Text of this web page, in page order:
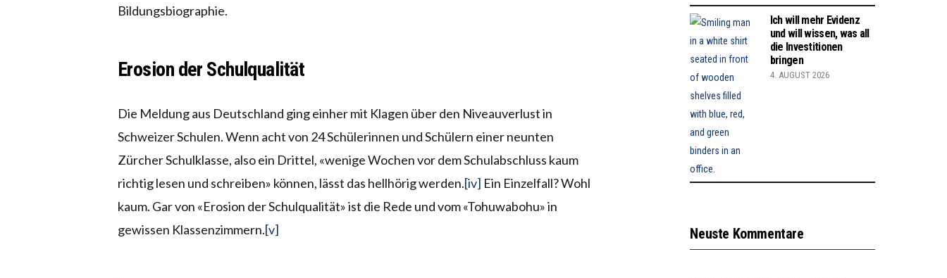
Bildungsbiographie.
Erosion der Schulqualität
Die Meldung aus Deutschland ging einher mit Klagen über den Niveauverlust in
Schweizer Schulen. Wenn acht von 24 Schülerinnen und Schülern einer neunten
Zürcher Schulklasse, also ein Drittel, «wenige Wochen vor dem Schulabschluss kaum
richtig lesen und schreiben» können, lässt das hellhörig werden.[iv] Ein Einzelfall? Wohl
kaum. Gar von «Erosion der Schulqualität» ist die Rede und vom «Tohuwabohu» in
gewissen Klassenzimmern.[v]
Ich will mehr Evidenz
und will wissen, was all
die Investitionen
bringen
4. AUGUST 2026
Neuste Kommentare